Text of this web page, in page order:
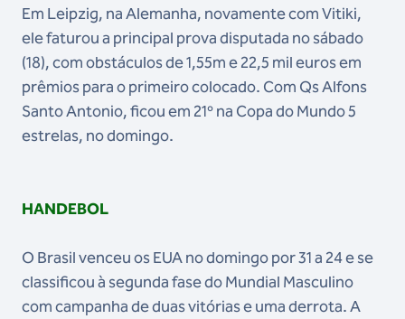
Em Leipzig, na Alemanha, novamente com Vitiki,
ele faturou a principal prova disputada no sábado
(18), com obstáculos de 1,55m e 22,5 mil euros em
prêmios para o primeiro colocado. Com Qs Alfons
Santo Antonio, ficou em 21º na Copa do Mundo 5
estrelas, no domingo.
HANDEBOL
O Brasil venceu os EUA no domingo por 31 a 24 e se
classificou à segunda fase do Mundial Masculino
com campanha de duas vitórias e uma derrota. A